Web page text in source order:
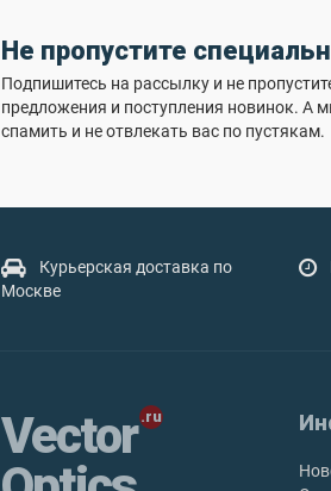
Не пропустите
Подпишитесь на рассылку и не
предложения и поступления новинок. А
спамить и не отвлекать вас по пустякам.
Курьерская доставка по
Москве
Vector